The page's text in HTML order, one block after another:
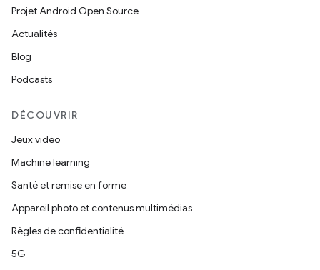
Projet Android Open Source
Actualités
Blog
Podcasts
DÉCOUVRIR
Jeux vidéo
Machine learning
Santé et remise en forme
Appareil photo et contenus multimédias
Règles de confidentialité
5G